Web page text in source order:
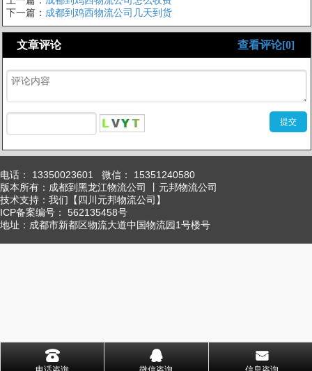
下一篇： 成都到鸡西物流公司几天到货
查看评论[0]
文章评论
电话： 13350023601 微信： 15351240580
版本所有：成都到黑龙江物流公司 丨元邦物流公司
技术支持：我们【四川元邦物流公司】
ICP备案编号： 562135458号
地址：成都市新都区物流大道中国物流园1号楼号
󰇯 󰇇 󰄸